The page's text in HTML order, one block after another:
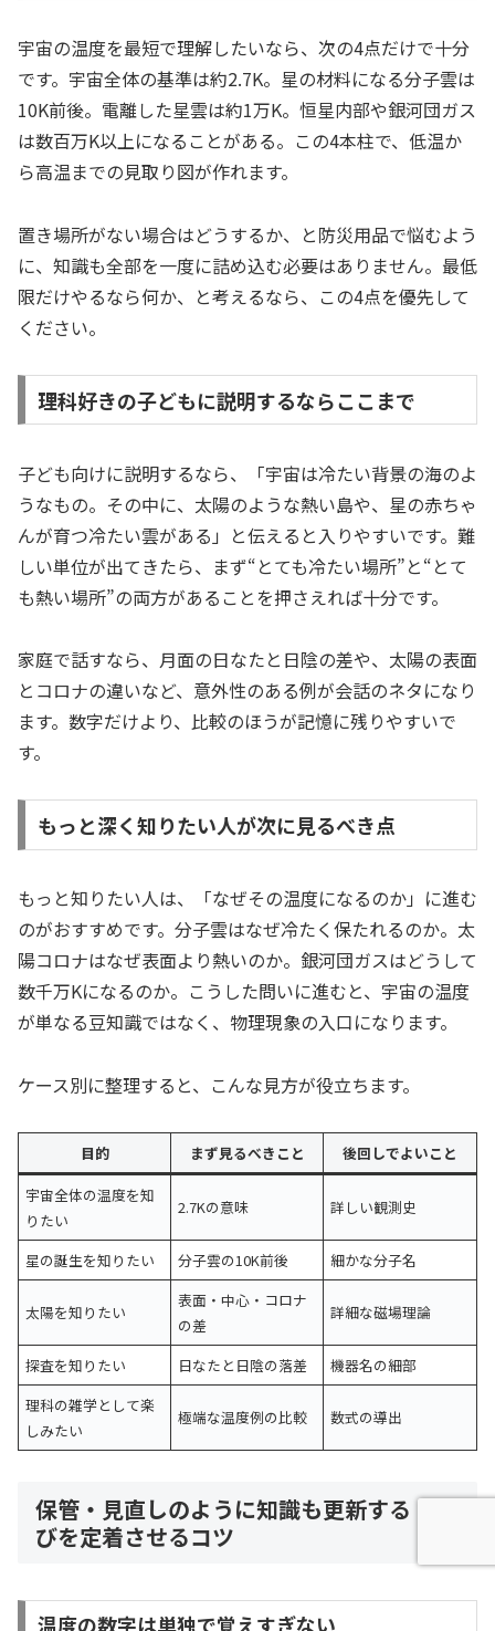
宇宙の温度を最短で理解したいなら、次の4点だけで十分
です。宇宙全体の基準は約2.7K。星の材料になる分子雲は
10K前後。電離した星雲は約1万K。恒星内部や銀河団ガス
は数百万K以上になることがある。この4本柱で、低温か
ら高温までの見取り図が作れます。
置き場所がない場合はどうするか、と防災用品で悩むよう
に、知識も全部を一度に詰め込む必要はありません。最低
限だけやるなら何か、と考えるなら、この4点を優先して
ください。
理科好きの子どもに説明するならここまで
子ども向けに説明するなら、「宇宙は冷たい背景の海のよ
うなもの。その中に、太陽のような熱い島や、星の赤ちゃ
んが育つ冷たい雲がある」と伝えると入りやすいです。難
しい単位が出てきたら、まず“とても冷たい場所”と“とて
も熱い場所”の両方があることを押さえれば十分です。
家庭で話すなら、月面の日なたと日陰の差や、太陽の表面
とコロナの違いなど、意外性のある例が会話のネタになり
ます。数字だけより、比較のほうが記憶に残りやすいで
す。
もっと深く知りたい人が次に見るべき点
もっと知りたい人は、「なぜその温度になるのか」に進む
のがおすすめです。分子雲はなぜ冷たく保たれるのか。太
陽コロナはなぜ表面より熱いのか。銀河団ガスはどうして
数千万Kになるのか。こうした問いに進むと、宇宙の温度
が単なる豆知識ではなく、物理現象の入口になります。
ケース別に整理すると、こんな見方が役立ちます。
目的 まず見るべきこと
後回しでよいこと
宇宙全体の温度を知
りたい
2.7Kの意味 詳しい観測史
星の誕生を知りたい 分子雲の10K前後 細かな分子名
太陽を知りたい
表面・中心・コロナ
の差
詳細な磁場理論
探査を知りたい 日なたと日陰の落差
機器名の細部
理科の雑学として楽
しみたい
極端な温度例の比較 数式の導出
保管・見直しのように知識も更新する｜学
びを定着させるコツ
温度の数字は単独で覚えすぎない